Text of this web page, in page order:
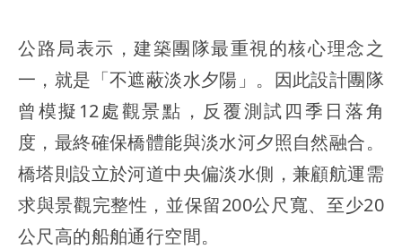
公路局表示，建築團隊最重視的核心理念之
一，就是「不遮蔽淡水夕陽」。因此設計團隊
曾模擬12處觀景點，反覆測試四季日落角
度，最終確保橋體能與淡水河夕照自然融合。
橋塔則設立於河道中央偏淡水側，兼顧航運需
求與景觀完整性，並保留200公尺寬、至少20
公尺高的船舶通行空間。